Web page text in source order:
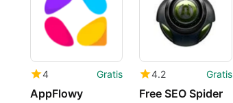
4 Gratis
AppFlowy
4.2 Gratis
Free SEO Spider